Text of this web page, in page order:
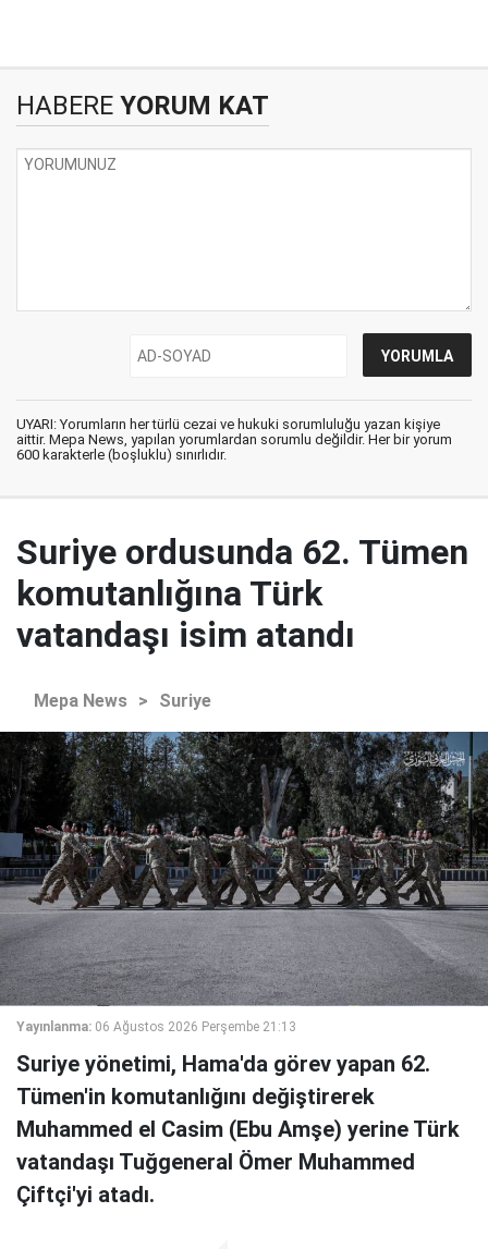
HABERE YORUM KAT
UYARI: Yorumların her türlü cezai ve hukuki sorumluluğu yazan kişiye
aittir. Mepa News, yapılan yorumlardan sorumlu değildir. Her bir yorum
600 karakterle (boşluklu) sınırlıdır.
Suriye ordusunda 62. Tümen
komutanlığına Türk
vatandaşı isim atandı
Mepa News > Suriye
Yayınlanma: 06 Ağustos 2026 Perşembe 21:13
Suriye yönetimi, Hama'da görev yapan 62.
Tümen'in komutanlığını değiştirerek
Muhammed el Casim (Ebu Amşe) yerine Türk
vatandaşı Tuğgeneral Ömer Muhammed
Çiftçi'yi atadı.